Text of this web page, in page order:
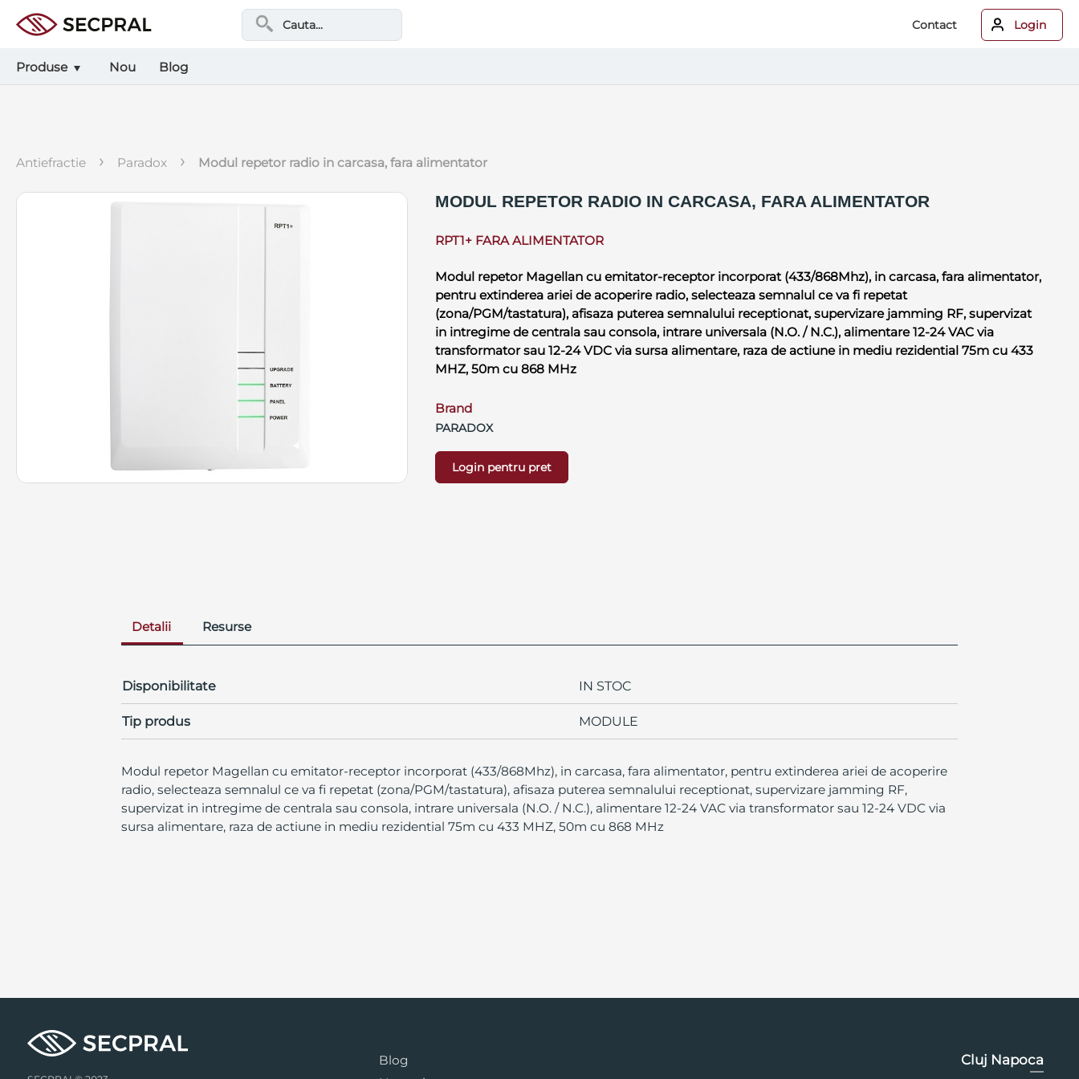
Contact Login
Produse Nou Blog
antiefractie › paradox › modul repetor radio in carcasa, fara alimentator
MODUL REPETOR RADIO IN CARCASA, FARA ALIMENTATOR
RPT1+ FARA ALIMENTATOR
Modul repetor Magellan cu emitator-receptor incorporat (433/868Mhz), in carcasa, fara alimentator,
pentru extinderea ariei de acoperire radio, selecteaza semnalul ce va fi repetat
(zona/PGM/tastatura), afisaza puterea semnalului receptionat, supervizare jamming RF, supervizat
in intregime de centrala sau consola, intrare universala (N.O. / N.C.), alimentare 12-24 VAC via
transformator sau 12-24 VDC via sursa alimentare, raza de actiune in mediu rezidential 75m cu 433
MHZ, 50m cu 868 MHz
Brand
PARADOX
Login pentru pret
Detalii Resurse
Disponibilitate IN STOC
Tip produs MODULE
Modul repetor Magellan cu emitator-receptor incorporat (433/868Mhz), in carcasa, fara alimentator, pentru extinderea ariei de acoperire
radio, selecteaza semnalul ce va fi repetat (zona/PGM/tastatura), afisaza puterea semnalului receptionat, supervizare jamming RF,
supervizat in intregime de centrala sau consola, intrare universala (N.O. / N.C.), alimentare 12-24 VAC via transformator sau 12-24 VDC via
sursa alimentare, raza de actiune in mediu rezidential 75m cu 433 MHZ, 50m cu 868 MHz
Blog
Cluj Napoca